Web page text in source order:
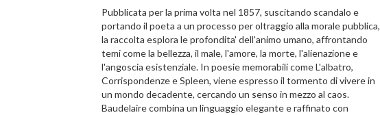
Pubblicata per la prima volta nel 1857, suscitando scandalo e
portando il poeta a un processo per oltraggio alla morale pubblica,
la raccolta esplora le profondita' dell'animo umano, affrontando
temi come la bellezza, il male, l'amore, la morte, l'alienazione e
l'angoscia esistenziale. In poesie memorabili come L'albatro,
Corrispondenze e Spleen, viene espresso il tormento di vivere in
un mondo decadente, cercando un senso in mezzo al caos.
Baudelaire combina un linguaggio elegante e raffinato con